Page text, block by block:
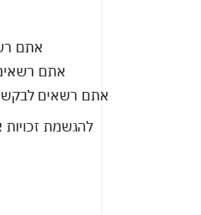
אתם
אתם
אתם רשאים לבקש
להגשמת